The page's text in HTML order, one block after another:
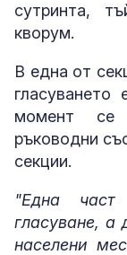
сутринта,
кворум.
В една от
момент се
ръководни
секции.
"Една
гласуване, а
населени